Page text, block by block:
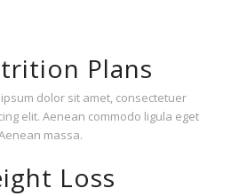
Plans
dolor sit amet, consectetuer
elit. Aenean commodo ligula eget
massa.
Loss